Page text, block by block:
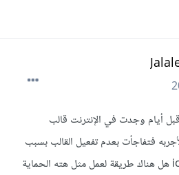
أيام وجدت في الإنترنت قالب
فتفاجأت بعدم تفعيل القالب بسبب
الحماية من طرف iconcube هل هناك طريقة لعمل مثل هته الحماية